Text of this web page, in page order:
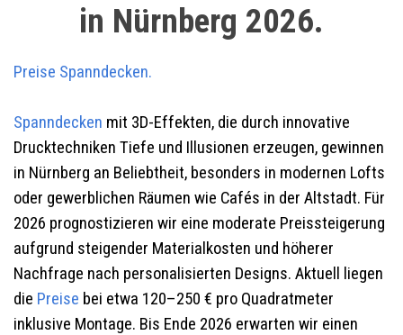
in Nürnberg 2026.
Preise Spanndecken.
Spanndecken mit 3D-Effekten, die durch innovative
Drucktechniken Tiefe und Illusionen erzeugen, gewinnen
in Nürnberg an Beliebtheit, besonders in modernen Lofts
oder gewerblichen Räumen wie Cafés in der Altstadt. Für
2026 prognostizieren wir eine moderate Preissteigerung
aufgrund steigender Materialkosten und höherer
Nachfrage nach personalisierten Designs. Aktuell liegen
die Preise bei etwa 120–250 € pro Quadratmeter
inklusive Montage. Bis Ende 2026 erwarten wir einen